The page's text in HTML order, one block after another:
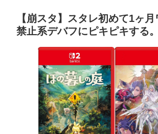
【崩スタ】スタレ初めて1ヶ
禁止系デバフにピキピキする。